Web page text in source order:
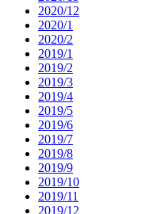
2020/12
2020/1
2020/2
2019/1
2019/2
2019/3
2019/4
2019/5
2019/6
2019/7
2019/8
2019/9
2019/10
2019/11
2019/12